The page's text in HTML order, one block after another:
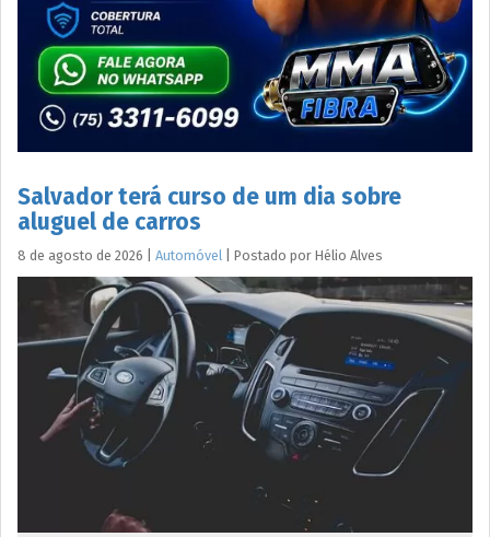
Salvador terá curso de um dia sobre
aluguel de carros
8 de agosto de 2026 Automóvel Postado por Hélio Alves